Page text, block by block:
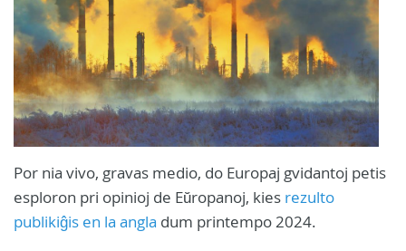
Por nia vivo, gravas medio, do Europaj gvidantoj petis
esploron pri opinioj de Eŭropanoj, kies rezulto
publikiĝis en la angla dum printempo 2024.